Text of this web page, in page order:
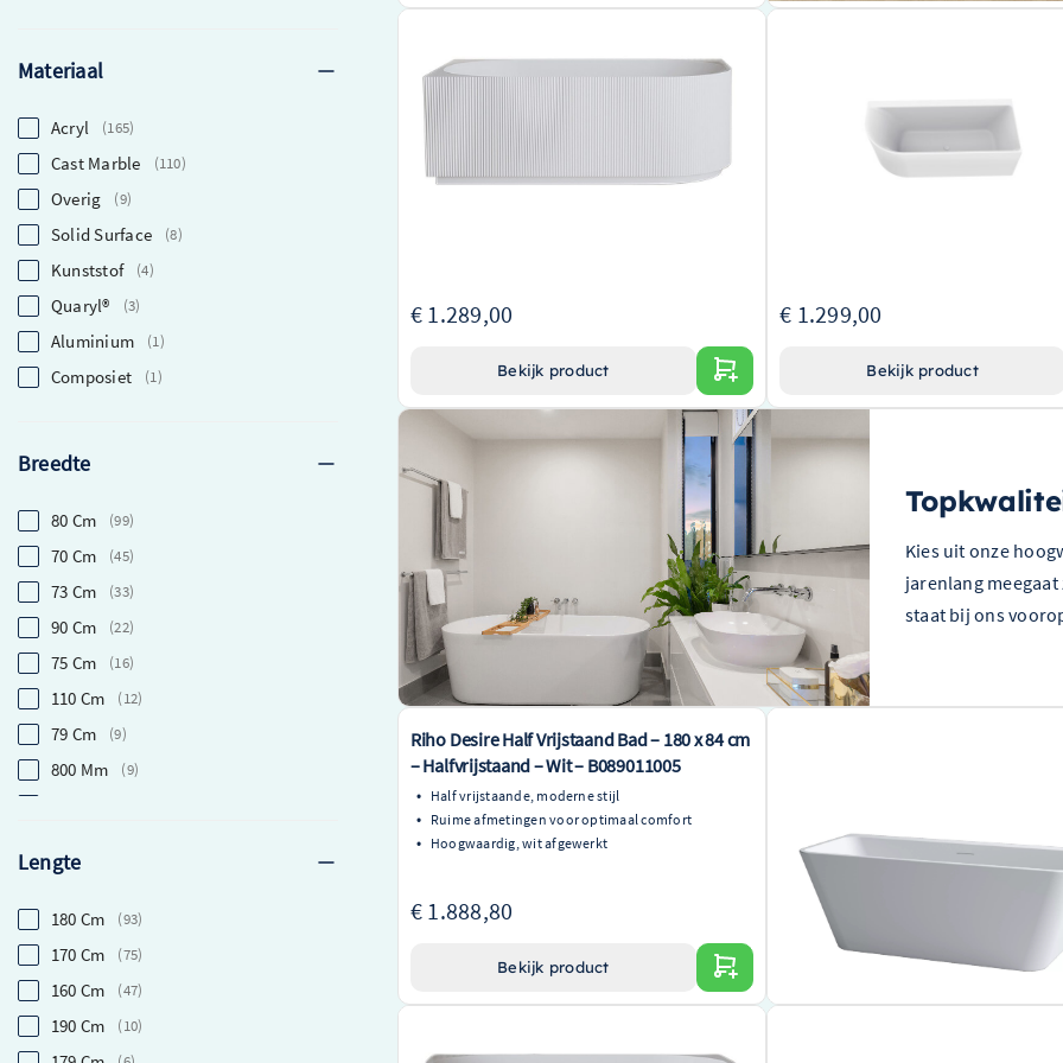
Materiaal
Acryl 165
Cast Marble 110
Overig 9
Solid Surface 8
Kunststof 4
Quaryl® 3
Aluminium 1
Composiet 1
Breedte
80 Cm 99
70 Cm 45
73 Cm 33
90 Cm 22
75 Cm 16
110 Cm 12
79 Cm 9
800 Mm 9
170 Cm
170cm 2
180cm 2
77 Cm 2
180 Cm 1
74 Cm 1
Lengte
180 Cm 93
170 Cm 75
160 Cm 47
190 Cm 10
acryl mat wit met waste mat wit – 21.3687
Hoge kwaliteit acryl materiaal
Comfortabele, ruime afmetingen
€ 1.289,00
Bekijk product
Ingebouwde afvoer voor extra gemak
Elegant witte afwerking voor een strakke
€ 1.299,00
Bekijk product
Kies uit onze
jarenlang
staat bij ons
Riho Desire Half Vrijstaand Bad – 180 x 84 cm
– Halfvrijstaand – Wit – B089011005
Half vrijstaande, moderne stijl
Ruime afmetingen voor optimaal comfort
Hoogwaardig, wit afgewerkt
€ 1.888,80
Bekijk product
Strak, modern design in klassiek wit
€ 1.154,00
Bekijk product